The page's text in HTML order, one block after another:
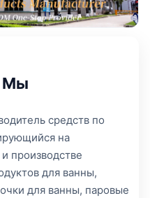
Мы
средств по
на
производстве
для ванны,
для ванны, паровые